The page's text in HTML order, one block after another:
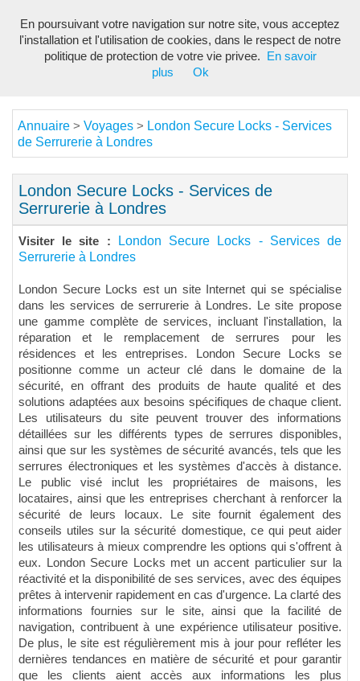
Annuaire > Voyages > London Secure Locks - Services
de Serrurerie à Londres
London Secure Locks - Services de
Serrurerie à Londres
Visiter le site :
London Secure Locks - Services de
Serrurerie à Londres
London Secure Locks est un site Internet qui se spécialise
dans les services de serrurerie à Londres. Le site propose
une gamme complète de services, incluant l'installation, la
réparation et le remplacement de serrures pour les
résidences et les entreprises. London Secure Locks se
positionne comme un acteur clé dans le domaine de la
sécurité, en offrant des produits de haute qualité et des
solutions adaptées aux besoins spécifiques de chaque client.
Les utilisateurs du site peuvent trouver des informations
détaillées sur les différents types de serrures disponibles,
ainsi que sur les systèmes de sécurité avancés, tels que les
serrures électroniques et les systèmes d'accès à distance.
Le public visé inclut les propriétaires de maisons, les
locataires, ainsi que les entreprises cherchant à renforcer la
sécurité de leurs locaux. Le site fournit également des
conseils utiles sur la sécurité domestique, ce qui peut aider
les utilisateurs à mieux comprendre les options qui s'offrent à
eux. London Secure Locks met un accent particulier sur la
réactivité et la disponibilité de ses services, avec des équipes
prêtes à intervenir rapidement en cas d'urgence. La clarté des
informations fournies sur le site, ainsi que la facilité de
navigation, contribuent à une expérience utilisateur positive.
De plus, le site est régulièrement mis à jour pour refléter les
dernières tendances en matière de sécurité et pour garantir
que les clients aient accès aux informations les plus
En poursuivant votre navigation sur notre site, vous acceptez
l'installation et l'utilisation de cookies, dans le respect de notre
politique de protection de votre vie privee.
En savoir
plus
Ok